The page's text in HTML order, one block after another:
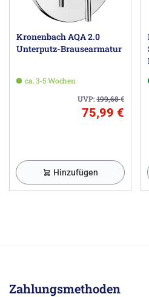
Kronenbach AQA 2.0
Unterputz-Brausearmatur
ca. 3-5 Wochen
UVP:199,68€
75,99 €
Hinzufügen
Zahlungsmethoden